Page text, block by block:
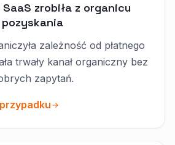
zrobiła z organicu
pozyskania
zależność od płatnego
trwały kanał organiczny bez
zapytań.